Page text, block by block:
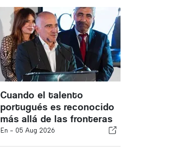
Cuando el talento
portugués es reconocido
más allá de las fronteras
En - 05 Aug 2026